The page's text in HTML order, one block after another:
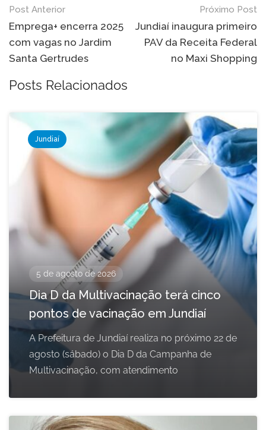
Navegação
de
Post
Post Anterior
Emprega+ encerra 2025
com vagas no Jardim
Santa Gertrudes
Próximo Post
Jundiaí inaugura primeiro
PAV da Receita Federal
no Maxi Shopping
Posts Relacionados
Jundiaí
5 de agosto de 2026
Dia D da Multivacinação terá cinco
pontos de vacinação em Jundiaí
A Prefeitura de Jundiaí realiza no próximo 22 de
agosto (sábado) o Dia D da Campanha de
Multivacinação, com atendimento